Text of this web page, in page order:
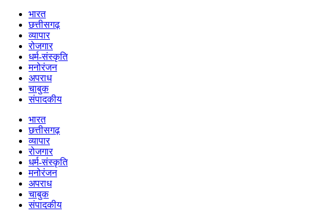
भारत
छत्तीसगढ़
व्यापार
रोजगार
धर्म-संस्कृति
मनोरंजन
अपराध
चाबुक
संपादकीय
भारत
छत्तीसगढ़
व्यापार
रोजगार
धर्म-संस्कृति
मनोरंजन
अपराध
चाबुक
संपादकीय